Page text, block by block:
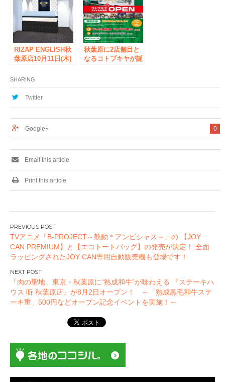
催！
RIZAP ENGLISH秋
葉原店10月11日(木)
秋葉原に2店舗目と
なるコトブキヤが誕
ナカ 秋葉原』オー
SHARING
Twitter
0
Google+
Email this article
Print this article
投
稿
ナ
ビ
ゲ
ー
シ
TVアニメ「B-PROJECT～鼓動＊アンビシャス～」の 【JOY
CAN PREMIUM】と【エコトートバッグ】の発売が決定！ 全面
ラッピングされたJOY CAN専用自動販売機も登場です！
「肉の聖地」東京・秋葉原に“熟成和牛”が味わえる 『ステーキハ
ウス 听 秋葉原店』が8月2日オープン！ ～「熟成黒毛和牛ステ
ーキ重」500円などオープン記念イベントを実施！～